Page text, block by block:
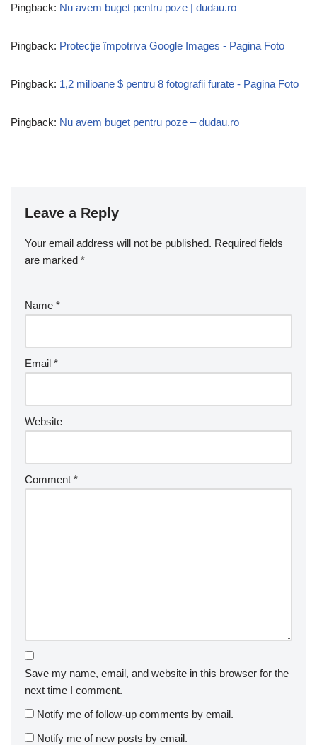
Pingback: Nu avem buget pentru poze | dudau.ro
Pingback: Protecţie împotriva Google Images - Pagina Foto
Pingback: 1,2 milioane $ pentru 8 fotografii furate - Pagina Foto
Pingback: Nu avem buget pentru poze – dudau.ro
Leave a Reply
Your email address will not be published. Required fields
are marked *
Name *
Email *
Website
Comment *
Save my name, email, and website in this browser for the
next time I comment.
Notify me of follow-up comments by email.
Notify me of new posts by email.